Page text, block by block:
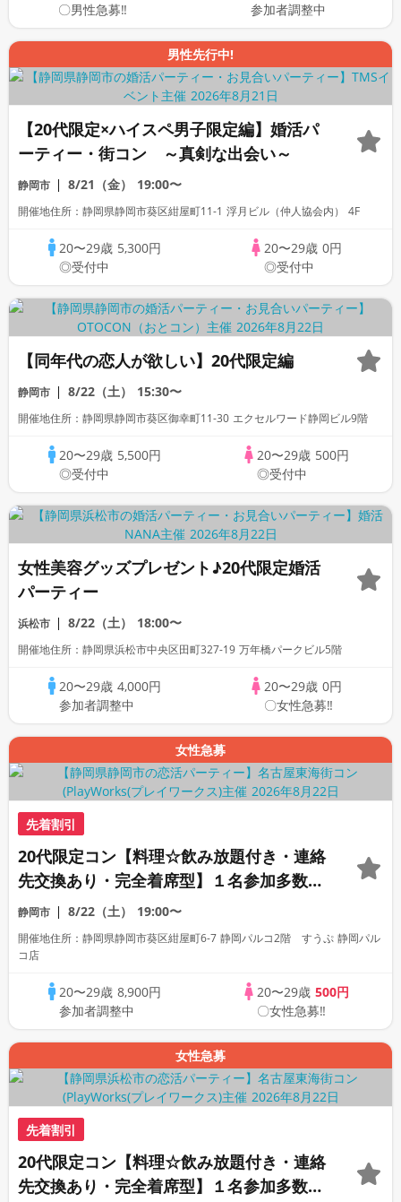
〇男性急募‼
参加者調整中
男性先行中!
【20代限定×ハイスペ男子限定編】婚活パ
ーティー・街コン ～真剣な出会い～
静岡市 8/21（金） 19:00〜
開催地住所：静岡県静岡市葵区紺屋町11-1 浮月ビル（仲人協会内） 4F
20〜29歳 5,300円
◎受付中
20〜29歳 0円
◎受付中
【同年代の恋人が欲しい】20代限定編
静岡市 8/22（土） 15:30〜
開催地住所：静岡県静岡市葵区御幸町11-30 エクセルワード静岡ビル9階
20〜29歳 5,500円
◎受付中
20〜29歳 500円
◎受付中
女性美容グッズプレゼント♪20代限定婚活
パーティー
浜松市 8/22（土） 18:00〜
開催地住所：静岡県浜松市中央区田町327-19 万年橋パークビル5階
20〜29歳 4,000円
参加者調整中
20〜29歳 0円
〇女性急募‼
女性急募
先着割引
20代限定コン【料理☆飲み放題付き・連絡
先交換あり・完全着席型】１名参加多数・
初参加も大歓迎☆
静岡市 8/22（土） 19:00〜
開催地住所：静岡県静岡市葵区紺屋町6-7 静岡パルコ2階 すうぷ 静岡パル
コ店
20〜29歳 8,900円
参加者調整中
20〜29歳 500円
〇女性急募‼
女性急募
先着割引
20代限定コン【料理☆飲み放題付き・連絡
先交換あり・完全着席型】１名参加多数・